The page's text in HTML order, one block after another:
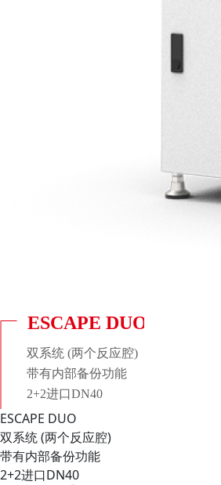
ESCAPE DUO
双系统 (两个反应腔)
带有内部备份功能
2+2进口DN40